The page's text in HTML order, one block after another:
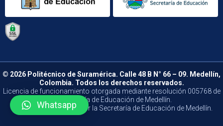
© 2026 Politécnico de Suramérica. Calle 48 B N° 66 – 09. Medellín,
Colombia. Todos los derechos reservados.
Licencia de funcionamiento otorgada mediante resolución 005768 de
la Secretaría de Educación de Medellín.
Vigilado y Controlado por la Secretaría de Educación de Medellín.
Whatsapp